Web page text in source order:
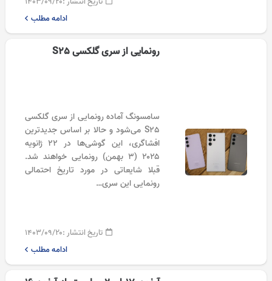
ادامه مطلب
رونمایی از سری گلکسی S25
سامسونگ آماده رونمایی از سری گلکسی
S25 می‌شود و حالا بر اساس جدیدترین
افشاگری‌، این گوشی‌ها در ۲۲ ژانویه
۲۰۲۵ (۳ بهمن) رونمایی خواهند شد.
قبلا شایعاتی در مورد تاریخ احتمالی
رونمایی این سری…
تاریخ انتشار :۱۴۰۳/۰۹/۲۰
ادامه مطلب